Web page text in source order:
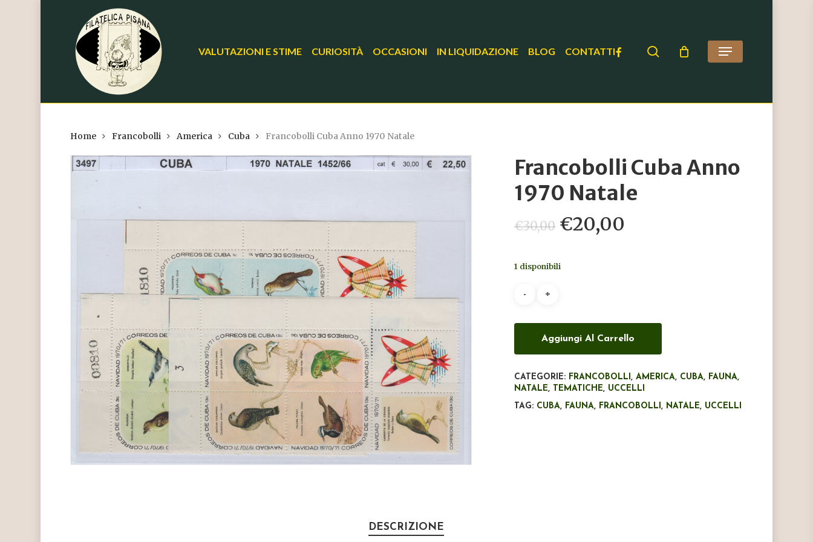
Hit enter to search or ESC to close
VALUTAZIONI E STIME CURIOSITÀ OCCASIONI IN LIQUIDAZIONE BLOG CONTATTIFACEBOOK search Menu
Home Francobolli America Cuba Francobolli Cuba Anno 1970 Natale
Francobolli Cuba Anno
1970 Natale
€30,00 Il
prezzo
originale
€20,00
1 disponibili
Aggiungi Al Carrello
CATEGORIE: FRANCOBOLLI,AMERICA, CUBA, FAUNA,
NATALE, TEMATICHE, UCCELLI
TAG: CUBA, FAUNA, FRANCOBOLLI, NATALE, UCCELLI
DESCRIZIONE